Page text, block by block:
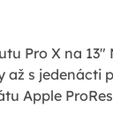
Pro X na 13"
až s jedenácti
Apple ProRes